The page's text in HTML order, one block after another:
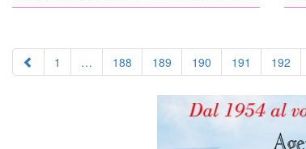
1 … 188 189 190 191 192